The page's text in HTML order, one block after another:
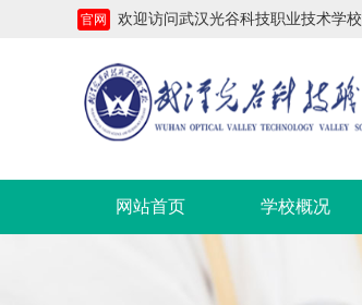
官网 欢迎访问武汉光谷科技职业技术学校
网站首页 学校概况